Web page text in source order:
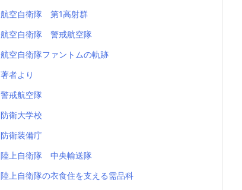
航空自衛隊 第1高射群
航空自衛隊 警戒航空隊
航空自衛隊ファントムの軌跡
著者より
警戒航空隊
防衛大学校
防衛装備庁
陸上自衛隊 中央輸送隊
陸上自衛隊の衣食住を支える需品科